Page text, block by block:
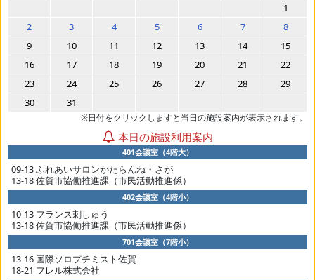
1
2
3 4 5 6 7
8
9
10 11 12 13 14
15
16
17 18 19 20 21
22
23
24 25 26 27 28
29
30
31
※日付をクリックしますと当日の施設案内が表示されます。
本日の施設利用案内
401会議室（4階大）
09-13 ふれあいサロンかたらんね・さが
13-18 佐賀市協働推進課（市民活動推進係）
402会議室（4階小）
10-13 フランス刺しゅう
13-18 佐賀市協働推進課（市民活動推進係）
701会議室（7階小）
13-16 国際ソロプチミスト佐賀
18-21 フレル株式会社